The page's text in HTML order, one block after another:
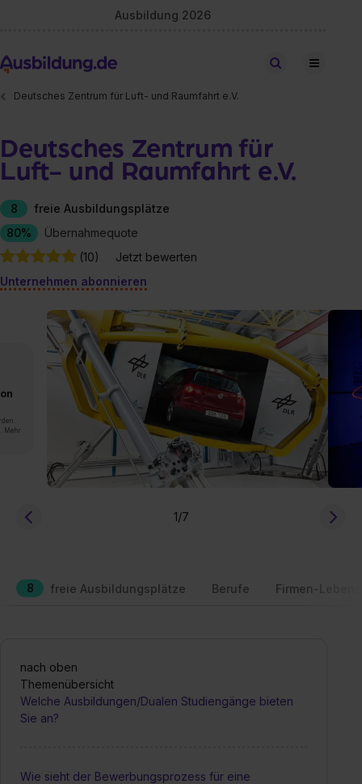
Ausbildung 2026
Stellen finden
Deutsches Zentrum für Luft- und Raumfahrt e.V.
Deutsches Zentrum für
Luft- und Raumfahrt e.V.
8
freie Ausbildungsplätze
80%
Übernahmequote
(10)
Jetzt bewerten
Unternehmen abonnieren
Mehr
1/7
8 freie Ausbildungsplätze Berufe Firmen-
nach oben
Themenübersicht
Welche Ausbildungen/Dualen Studiengänge bieten
Sie an?
Wie sieht der Bewerbungsprozess für eine